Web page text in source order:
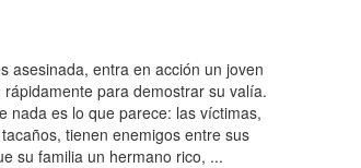
asesinada, entra en acción un joven
para demostrar su valía.
nada es lo que parece: las víctimas,
tienen enemigos entre sus
su familia un hermano rico, ...